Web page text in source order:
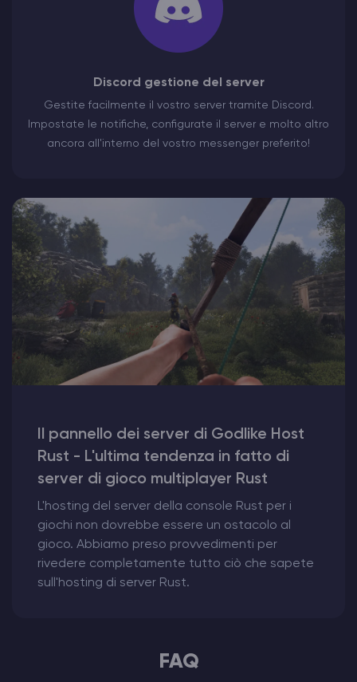
Discord gestione del server
Gestite facilmente il vostro server tramite Discord.
Impostate le notifiche, configurate il server e molto altro
ancora all'interno del vostro messenger preferito!
Il pannello dei server di Godlike Host
Rust - L'ultima tendenza in fatto di
server di gioco multiplayer Rust
L'hosting del server della console Rust per i
giochi non dovrebbe essere un ostacolo al
gioco. Abbiamo preso provvedimenti per
rivedere completamente tutto ciò che sapete
sull'hosting di server Rust.
FAQ